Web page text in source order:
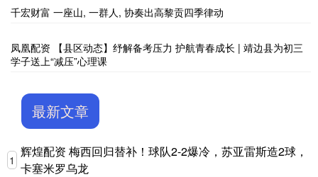
千宏财富 一座山, 一群人, 协奏出高黎贡四季律动
凤凰配资 【县区动态】纾解备考压力 护航青春成长 | 靖边县为初三
学子送上“减压”心理课
最新文章
1
辉煌配资 梅西回归替补！球队2-2爆冷，苏亚雷斯造2球，
卡塞米罗乌龙